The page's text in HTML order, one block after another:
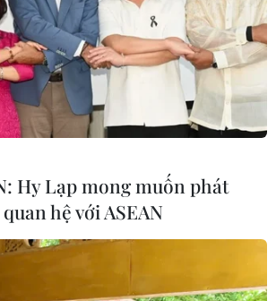
Hy Lạp mong muốn phát
hệ với ASEAN